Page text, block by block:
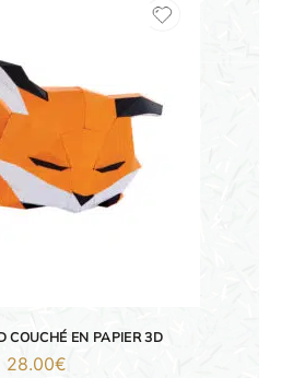
COUCHÉ EN PAPIER 3D
28.00€